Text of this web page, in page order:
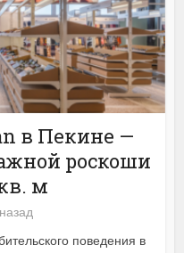
в Пекине —
роскоши
м
поведения в